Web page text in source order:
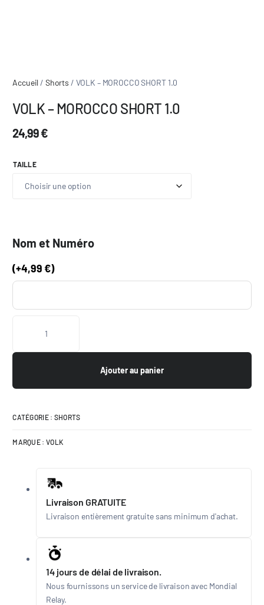
Accueil / Shorts / VOLK – MOROCCO SHORT 1.0
VOLK – MOROCCO SHORT 1.0
24,99€
TAILLE
Nom et Numéro
(+4,99€)
Ajouter au panier
CATÉGORIE : SHORTS
MARQUE : VOLK
Livraison GRATUITE
Livraison entièrement gratuite sans minimum d'achat.
14 jours de délai de livraison.
Nous fournissons un service de livraison avec Mondial
Relay.